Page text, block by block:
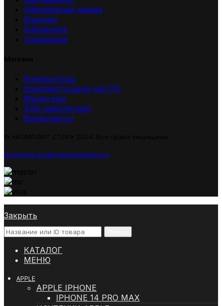
Оформление заказа
Корзина
Избранное
Сравнение
Компьютеры
Комплектующие для ПК
Мониторы
SSD-накопители
Видеокарты
Политика конфиденциальности
Закрыть
КАТАЛОГ
МЕНЮ
APPLE
APPLE IPHONE
IPHONE 14 PRO MAX